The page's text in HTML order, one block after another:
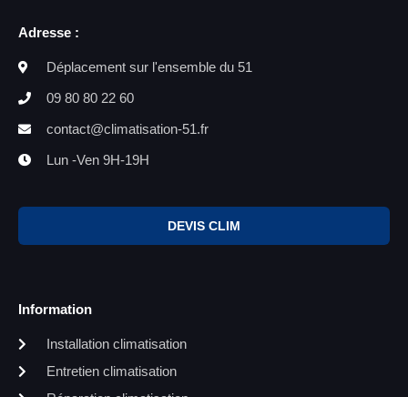
Adresse :
Déplacement sur l'ensemble du 51
09 80 80 22 60
contact@climatisation-51.fr
Lun -Ven 9H-19H
DEVIS CLIM
Information
Installation climatisation
Entretien climatisation